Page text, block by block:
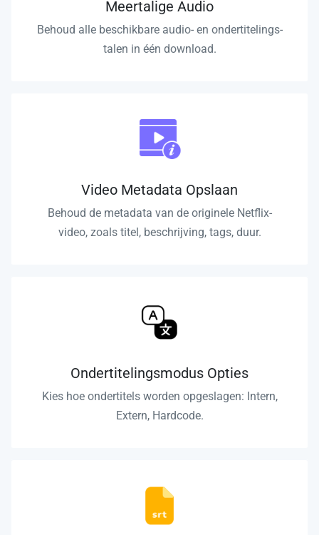
Meertalige Audio
Behoud alle beschikbare audio- en ondertitelings­
talen in één download.
Video Metadata Opslaan
Behoud de metadata van de originele Netflix-
video, zoals titel, beschrijving, tags, duur.
Ondertitelingsmodus Opties
Kies hoe ondertitels worden opgeslagen: Intern,
Extern, Hardcode.